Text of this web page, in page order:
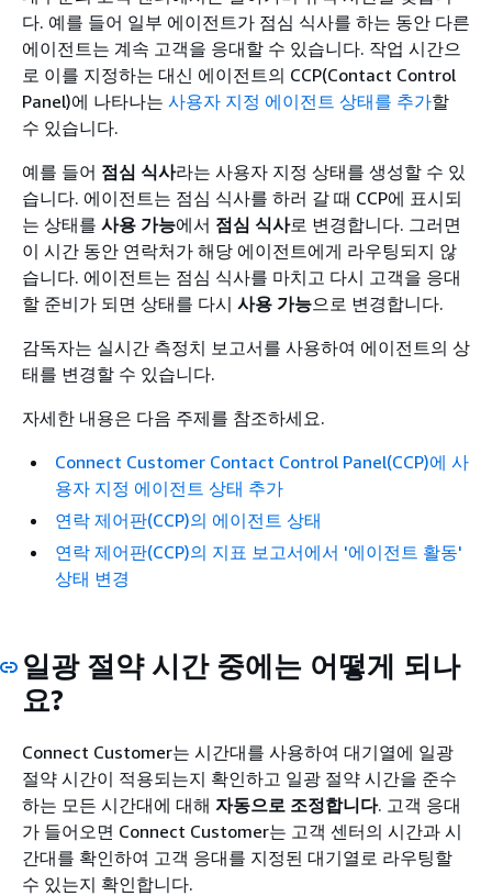
다. 예를 들어 일부 에이전트가 점심 식사를 하는 동안 다른
에이전트는 계속 고객을 응대할 수 있습니다. 작업 시간으
로 이를 지정하는 대신 에이전트의 CCP(Contact Control
Panel)에 나타나는 사용자 지정 에이전트 상태를 추가할
수 있습니다.
예를 들어 점심 식사라는 사용자 지정 상태를 생성할 수 있
습니다. 에이전트는 점심 식사를 하러 갈 때 CCP에 표시되
는 상태를 사용 가능에서 점심 식사로 변경합니다. 그러면
이 시간 동안 연락처가 해당 에이전트에게 라우팅되지 않
습니다. 에이전트는 점심 식사를 마치고 다시 고객을 응대
할 준비가 되면 상태를 다시 사용 가능으로 변경합니다.
감독자는 실시간 측정치 보고서를 사용하여 에이전트의 상
태를 변경할 수 있습니다.
자세한 내용은 다음 주제를 참조하세요.
Connect Customer Contact Control Panel(CCP)에 사
용자 지정 에이전트 상태 추가
연락 제어판(CCP)의 에이전트 상태
연락 제어판(CCP)의 지표 보고서에서 '에이전트 활동'
상태 변경
일광 절약 시간 중에는 어떻게 되나
요?
Connect Customer는 시간대를 사용하여 대기열에 일광
절약 시간이 적용되는지 확인하고 일광 절약 시간을 준수
하는 모든 시간대에 대해 자동으로 조정합니다. 고객 응대
가 들어오면 Connect Customer는 고객 센터의 시간과 시
간대를 확인하여 고객 응대를 지정된 대기열로 라우팅할
수 있는지 확인합니다.